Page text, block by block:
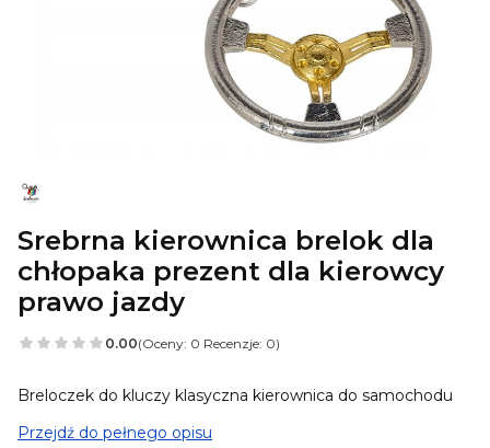
Srebrna kierownica brelok dla
chłopaka prezent dla kierowcy
prawo jazdy
0.00(Oceny: 0 Recenzje: 0)
Breloczek do kluczy klasyczna kierownica do samochodu
Przejdź do pełnego opisu